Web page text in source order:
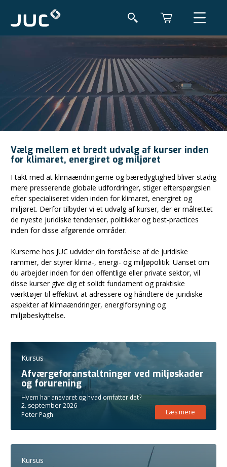
Vælg mellem et bredt udvalg af kurser inden
for klimaret, energiret og miljøret
I takt med at klimaændringerne og bæredygtighed bliver stadig
mere presserende globale udfordringer, stiger efterspørgslen
efter specialiseret viden inden for klimaret, energiret og
miljøret. Derfor tilbyder vi et udvalg af kurser, der er målrettet
de nyeste juridiske tendenser, politikker og best-practices
inden for disse afgørende områder.
Kurserne hos JUC udvider din forståelse af de juridiske
rammer, der styrer klima-, energi- og miljøpolitik. Uanset om
du arbejder inden for den offentlige eller private sektor, vil
disse kurser give dig et solidt fundament og praktiske
værktøjer til effektivt at adressere og håndtere de juridiske
aspekter af klimaændringer, energiforsyning og
miljøbeskyttelse.
Kursus
Afværgeforanstaltninger ved miljøskader
og forurening
Hvem har ansvaret og hvad omfatter det?
2. september 2026
Peter Pagh
Læs mere
Kursus